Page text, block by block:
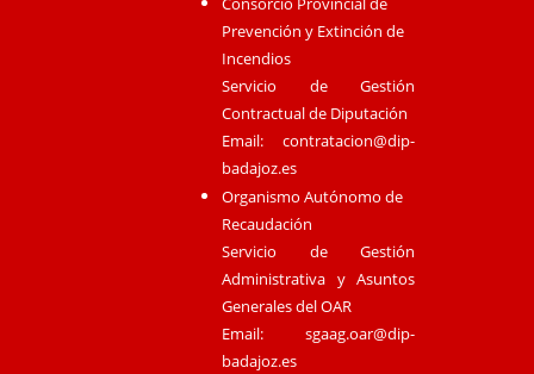
Prevención y Extinción de
Incendios
Servicio de Gestión
Contractual de Diputación
Email:contratacion@dip-
badajoz.es
Organismo Autónomo de
Recaudación
Servicio de Gestión
Administrativa y Asuntos
Generales del OAR
Email:sgaag.oar@dip-
badajoz.es